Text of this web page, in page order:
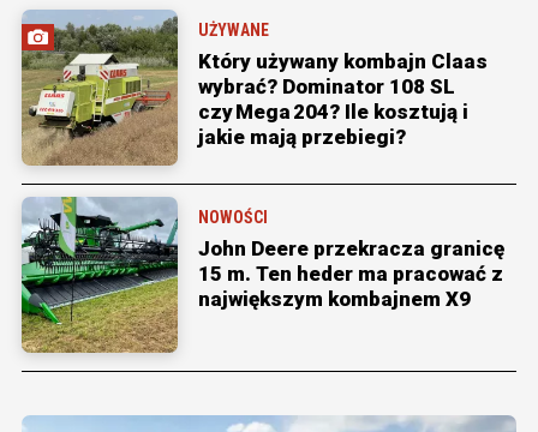
UŻYWANE
Który używany kombajn Claas
wybrać? Dominator 108 SL
czy Mega 204? Ile kosztują i
jakie mają przebiegi?
NOWOŚCI
John Deere przekracza granicę
15 m. Ten heder ma pracować z
największym kombajnem X9